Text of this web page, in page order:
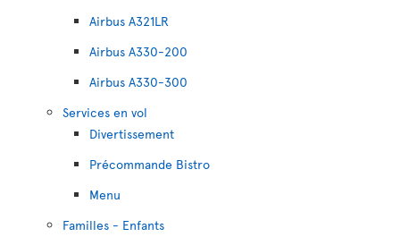
Airbus A321LR
Airbus A330-200
Airbus A330-300
Services en vol
Divertissement
Précommande Bistro
Menu
Familles - Enfants